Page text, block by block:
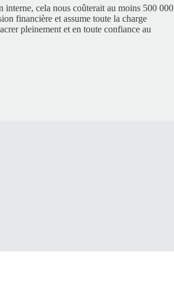
interne, cela nous coûterait au moins 500 000
financière et assume toute la charge
pleinement et en toute confiance au